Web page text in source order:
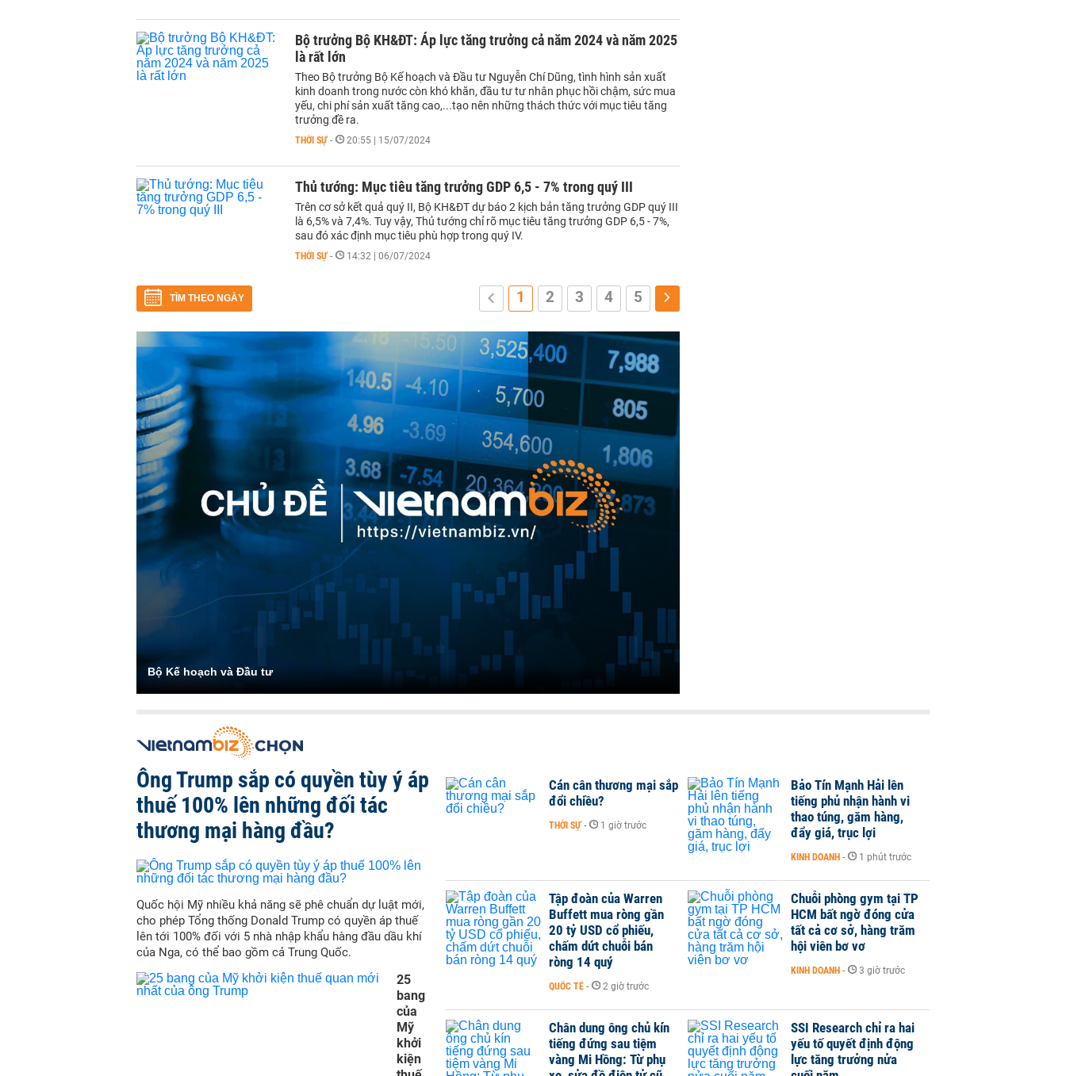
Bộ trưởng Bộ KH&ĐT: Áp lực tăng trưởng cả năm 2024 và năm 2025
là rất lớn
Theo Bộ trưởng Bộ Kế hoạch và Đầu tư Nguyễn Chí Dũng, tình hình sản xuất
kinh doanh trong nước còn khó khăn, đầu tư tư nhân phục hồi chậm, sức mua
yếu, chi phí sản xuất tăng cao,...tạo nên những thách thức với mục tiêu tăng
trưởng đề ra.
THỜI SỰ - 20:55 | 15/07/2024
Thủ tướng: Mục tiêu tăng trưởng GDP 6,5 - 7% trong quý III
Trên cơ sở kết quả quý II, Bộ KH&ĐT dự báo 2 kịch bản tăng trưởng GDP quý III
là 6,5% và 7,4%. Tuy vậy, Thủ tướng chỉ rõ mục tiêu tăng trưởng GDP 6,5 - 7%,
sau đó xác định mục tiêu phù hợp trong quý IV.
THỜI SỰ - 14:32 | 06/07/2024
TÌM THEO NGÀY 1 2 3 4 5
Bộ Kế hoạch và Đầu tư
Ông Trump sắp có quyền tùy ý áp
thuế 100% lên những đối tác
thương mại hàng đầu?
Quốc hội Mỹ nhiều khả năng sẽ phê chuẩn dự luật mới,
cho phép Tổng thống Donald Trump có quyền áp thuế
lên tới 100% đối với 5 nhà nhập khẩu hàng đầu dầu khí
của Nga, có thể bao gồm cả Trung Quốc.
25
bang
của
Mỹ
khởi
kiện
Cán cân thương mại sắp
đổi chiều?
THỜI SỰ - 1 giờ trước
Bảo Tín Mạnh Hải lên
tiếng phủ nhận hành vi
thao túng, găm hàng,
đẩy giá, trục lợi
KINH DOANH - 1 phút trước
Tập đoàn của Warren
Buffett mua ròng gần
20 tỷ USD cổ phiếu,
chấm dứt chuỗi bán
ròng 14 quý
QUỐC TẾ - 2 giờ trước
Chuỗi phòng gym tại TP
HCM bất ngờ đóng cửa
tất cả cơ sở, hàng trăm
hội viên bơ vơ
KINH DOANH - 3 giờ trước
Chân dung ông chủ kín
tiếng đứng sau tiệm
vàng Mi Hồng: Từ phụ
SSI Research chỉ ra hai
yếu tố quyết định động
lực tăng trưởng nửa